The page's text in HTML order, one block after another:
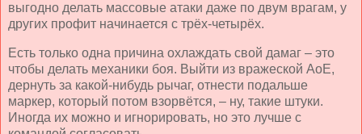
выгодно делать массовые атаки даже по двум врагам, у
других профит начинается с трёх-четырёх.
Есть только одна причина охлаждать свой дамаг – это
чтобы делать механики боя. Выйти из вражеской АоЕ,
дернуть за какой-нибудь рычаг, отнести подальше
маркер, который потом взорвётся, – ну, такие штуки.
Иногда их можно и игнорировать, но это лучше с